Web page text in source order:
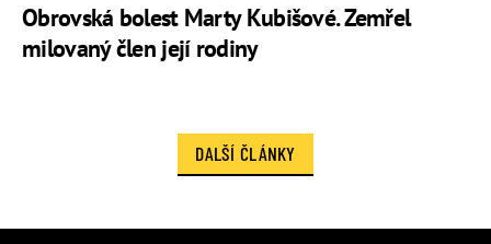
Obrovská bolest Marty Kubišové. Zemřel
milovaný člen její rodiny
DALŠÍ ČLÁNKY